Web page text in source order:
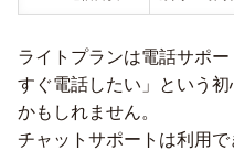
ライトプランは電話サポ
すぐ電話したい」という
かもしれません。
チャットサポートは利用